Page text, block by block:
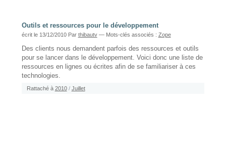
Outils et ressources pour le développement
écrit le 13/12/2010 Par thibautv — Mots-clés associés : Zope
Des clients nous demandent parfois des ressources et outils
pour se lancer dans le développement. Voici donc une liste de
ressources en lignes ou écrites afin de se familiariser à ces
technologies.
Rattaché à 2010 / Juillet